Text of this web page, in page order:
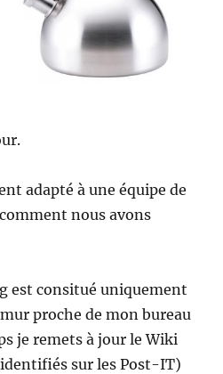
adapté à une équipe de
nous avons
est consitué uniquement
proche de mon bureau
je remets à jour le Wiki
sur les Post-IT)